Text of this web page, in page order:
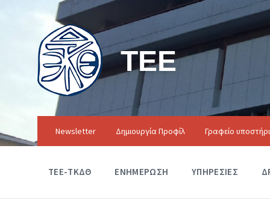
ΤΕΕ
Newsletter Δημιουργία Προφίλ Γραφείο
ΤΕΕ-ΤΚΔΘ ΕΝΗΜΕΡΩΣΗ ΥΠΗΡΕΣΙΕΣ